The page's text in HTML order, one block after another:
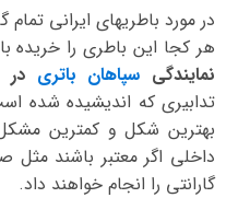
در مورد باطریهای ایرانی تمام
هر کجا این باطری را خریده
نمایندگی سپاهان باتری در
تدابیری که اندیشیده شده
بهترین شکل و کمترین
داخلی اگر معتبر باشند مثل
گارانتی را انجام خواهند داد.